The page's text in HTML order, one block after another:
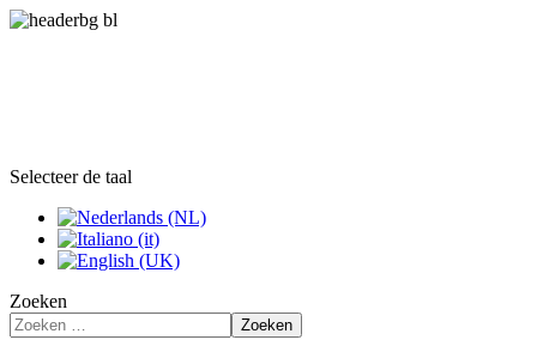
Selecteer de taal
Zoeken
Zoeken